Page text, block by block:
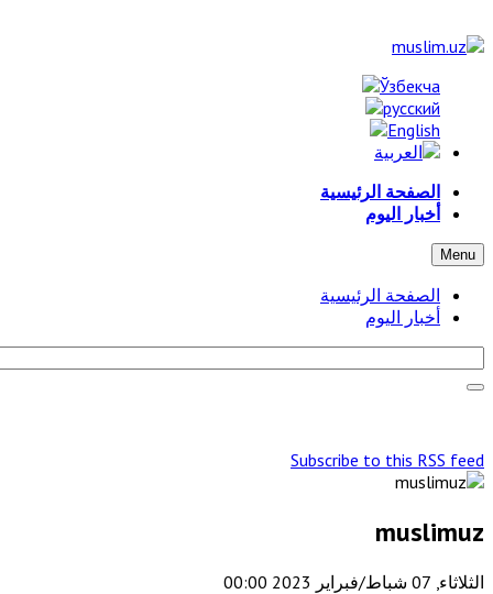
الصفحة الرئيسية
أخبار اليوم
Menu
الصفحة الرئيسية
أخبار اليوم
Subscribe to this RSS feed
muslimuz
الثلاثاء, 07 شباط/فبراير 2023 00:00